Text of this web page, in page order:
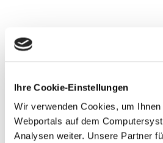
Ihre Cookie-Einstellungen
Wir verwenden Cookies, um
Webportals auf dem
Analysen weiter. Unsere Partner